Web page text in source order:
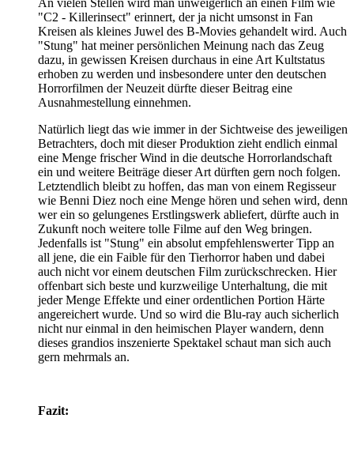
"C2 - Killerinsect" erinnert, der ja nicht umsonst in Fan
Kreisen als kleines Juwel des B-Movies gehandelt wird. Auch
"Stung" hat meiner persönlichen Meinung nach das Zeug
dazu, in gewissen Kreisen durchaus in eine Art Kultstatus
erhoben zu werden und insbesondere unter den deutschen
Horrorfilmen der Neuzeit dürfte dieser Beitrag eine
Ausnahmestellung einnehmen.
Natürlich liegt das wie immer in der Sichtweise des jeweiligen
Betrachters, doch mit dieser Produktion zieht endlich einmal
eine Menge frischer Wind in die deutsche Horrorlandschaft
ein und weitere Beiträge dieser Art dürften gern noch folgen.
Letztendlich bleibt zu hoffen, das man von einem Regisseur
wie Benni Diez noch eine Menge hören und sehen wird, denn
wer ein so gelungenes Erstlingswerk abliefert, dürfte auch in
Zukunft noch weitere tolle Filme auf den Weg bringen.
Jedenfalls ist "Stung" ein absolut empfehlenswerter Tipp an
all jene, die ein Faible für den Tierhorror haben und dabei
auch nicht vor einem deutschen Film zurückschrecken. Hier
offenbart sich beste und kurzweilige Unterhaltung, die mit
jeder Menge Effekte und einer ordentlichen Portion Härte
angereichert wurde. Und so wird die Blu-ray auch sicherlich
nicht nur einmal in den heimischen Player wandern, denn
dieses grandios inszenierte Spektakel schaut man sich auch
gern mehrmals an.
Fazit: